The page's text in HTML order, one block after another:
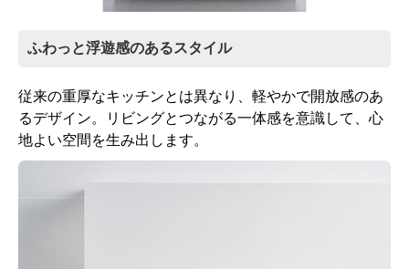
ふわっと浮遊感のあるスタイル
従来の重厚なキッチンとは異なり、軽やかで開放感のあ
るデザイン。リビングとつながる一体感を意識して、心
地よい空間を生み出します。